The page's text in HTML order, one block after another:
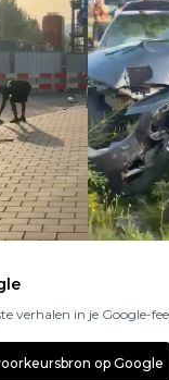
verhalen in je Google-
op Google